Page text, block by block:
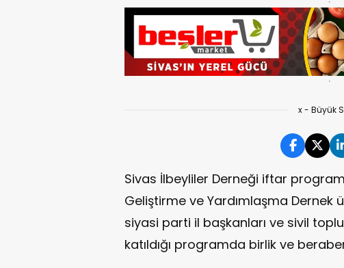
x - Büyük
Sivas İlbeyliler Derneği iftar
Geliştirme ve Yardımlaşma Dernek
siyasi parti il başkanları ve sivil
katıldığı programda birlik ve